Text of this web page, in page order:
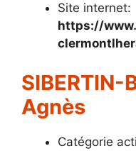
Site internet:
https://
SIBERTIN-
Agnès
Catégorie